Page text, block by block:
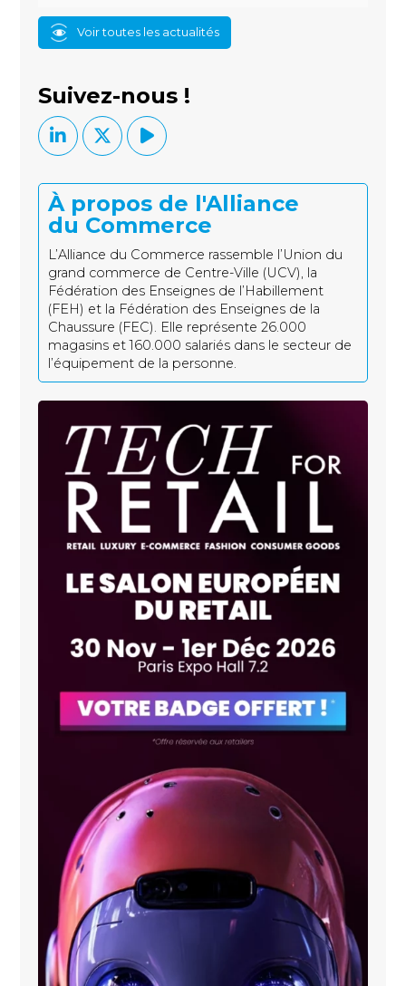
Voir toutes les actualités
Suivez-nous !
À propos de l'Alliance
du Commerce
L’Alliance du Commerce rassemble l’Union du
grand commerce de Centre-Ville (UCV), la
Fédération des Enseignes de l’Habillement
(FEH) et la Fédération des Enseignes de la
Chaussure (FEC). Elle représente 26.000
magasins et 160.000 salariés dans le secteur de
l’équipement de la personne.